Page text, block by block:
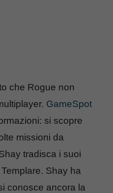
che Rogue non
GameSpot
si scopre
missioni da
tradisca i suoi
Shay ha
conosce ancora la